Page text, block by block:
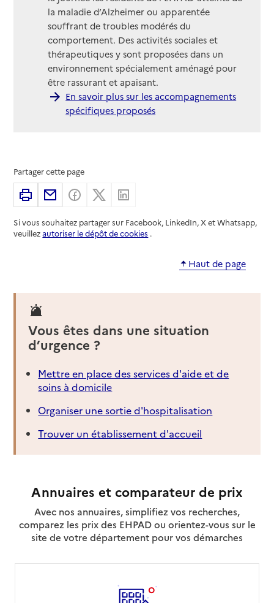
la maladie d’Alzheimer ou apparentée
souffrant de troubles modérés du
comportement. Des activités sociales et
thérapeutiques y sont proposées dans un
environnement spécialement aménagé pour
être rassurant et apaisant.
En savoir plus sur les accompagnements
spécifiques proposés
Partager cette page
ImprimerPartager par email
Partager sur Facebook
Partager sur X
Si vous souhaitez partager sur Facebook, LinkedIn, X et Whatsapp,
veuillezautoriser le dépôt de cookies .
Haut de page
Vous êtes dans une situation
d’urgence ?
Mettre en place des services d'aide et de
soins à domicile
Organiser une sortie d'hospitalisation
Trouver un établissement d'accueil
Annuaires et comparateur de prix
Avec nos annuaires, simplifiez vos recherches,
comparez les prix des EHPAD ou orientez-vous sur le
site de votre département pour vos démarches